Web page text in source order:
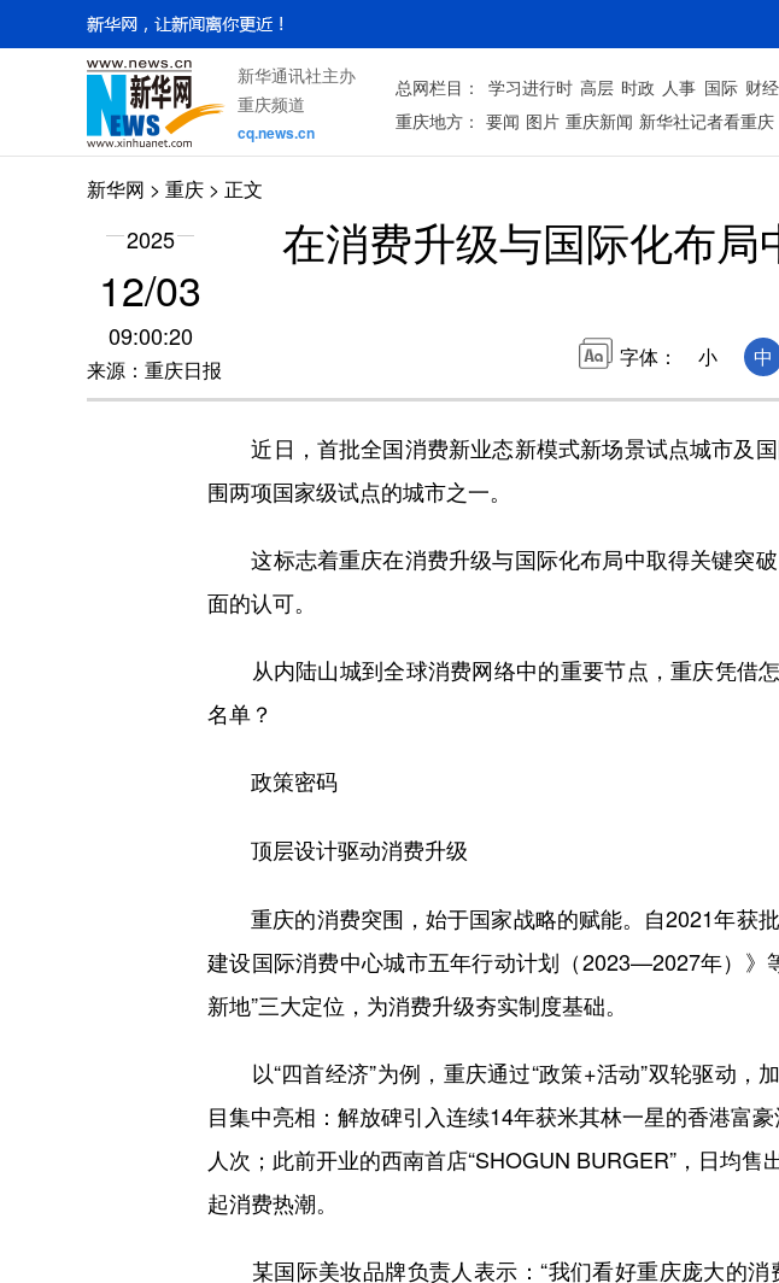
新华通讯社主办
重庆频道
cq.news.cn
总网栏目： 学习进行时 高层 时政 人事 国际 财经
重庆地方： 要闻 图片 重庆新闻 新华社记者看重庆
新华网 > 重庆 > 正文
2025
12/03
09:00:20
来源：重庆日报
在消费升级与国际化布
字体： 小 中
近日，首批全国消费新业态新模式新场景试点城市及国
围两项国家级试点的城市之一。
这标志着重庆在消费升级与国际化布局中取得关键突
面的认可。
从内陆山城到全球消费网络中的重要节点，重庆凭借怎
名单？
政策密码
顶层设计驱动消费升级
重庆的消费突围，始于国家战略的赋能。自2021年获
建设国际消费中心城市五年行动计划（2023—2027年）》
新地”三大定位，为消费升级夯实制度基础。
以“四首经济”为例，重庆通过“政策+活动”双轮驱动，
目集中亮相：解放碑引入连续14年获米其林一星的香港富
人次；此前开业的西南首店“SHOGUN BURGER”，日均
起消费热潮。
某国际美妆品牌负责人表示：“我们看好重庆庞大的消